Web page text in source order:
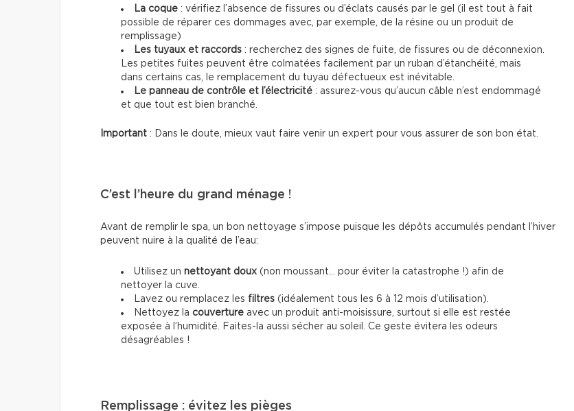
La coque : vérifiez l’absence de fissures ou d’éclats causés par le gel (il est tout à fait
possible de réparer ces dommages avec, par exemple, de la résine ou un produit de
remplissage)
Les tuyaux et raccords : recherchez des signes de fuite, de fissures ou de déconnexion.
Les petites fuites peuvent être colmatées facilement par un ruban d’étanchéité, mais
dans certains cas, le remplacement du tuyau défectueux est inévitable.
Le panneau de contrôle et l’électricité : assurez-vous qu’aucun câble n’est endommagé
et que tout est bien branché.
Important : Dans le doute, mieux vaut faire venir un expert pour vous assurer de son bon état.
C’est l’heure du grand ménage !
Avant de remplir le spa, un bon nettoyage s’impose puisque les dépôts accumulés pendant l’hiver
peuvent nuire à la qualité de l’eau:
Utilisez un nettoyant doux (non moussant… pour éviter la catastrophe !) afin de
nettoyer la cuve.
Lavez ou remplacez les filtres (idéalement tous les 6 à 12 mois d’utilisation).
Nettoyez la couverture avec un produit anti-moisissure, surtout si elle est restée
exposée à l’humidité. Faites-la aussi sécher au soleil. Ce geste évitera les odeurs
désagréables !
Remplissage : évitez les pièges